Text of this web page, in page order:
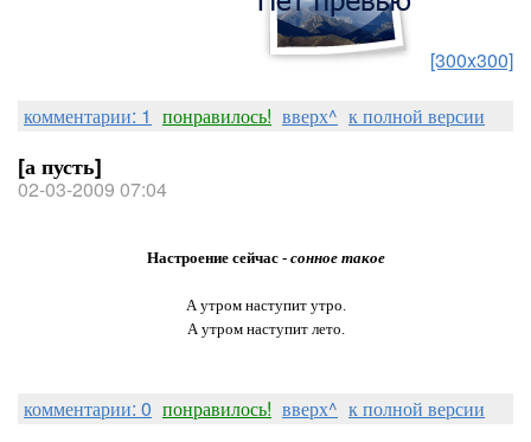
[300x300]
комментарии: 1 понравилось! вверх^ к полной версии
[а пусть]
02-03-2009 07:04
Настроение сейчас - сонное такое
А утром наступит утро.
А утром наступит лето.
комментарии: 0 понравилось! вверх^ к полной версии